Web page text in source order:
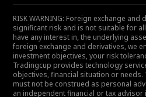
RISK WARNING: Foreign exchange
significant risk and is not suitable for
have any interest in, the underlying
foreign exchange and derivatives, we
investment objectives, your risk
Tradingcup provides technology
objectives, financial situation or
must not be construed as personal
an independent financial or tax advisor